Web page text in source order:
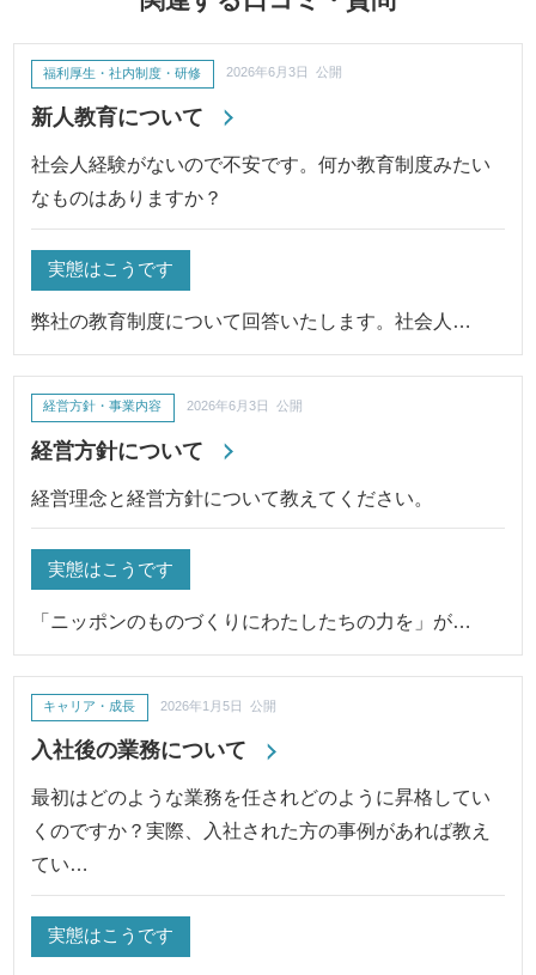
新人教育について
福利厚生・社内制度・研修 2026年6月3日 公開
社会人経験がないので不安です。何か教育制度みたい
なものはありますか？
実態はこうです
弊社の教育制度について回答いたします。社会人…
経営方針について
経営方針・事業内容 2026年6月3日 公開
経営理念と経営方針について教えてください。
実態はこうです
「ニッポンのものづくりにわたしたちの力を」が…
入社後の業務について
キャリア・成長 2026年1月5日 公開
最初はどのような業務を任されどのように昇格してい
くのですか？実際、入社された方の事例があれば教え
てい…
実態はこうです